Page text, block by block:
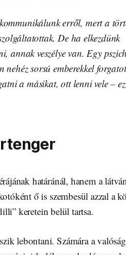
erről, mert a
De ha elkezdünk
annak veszélye van. Egy
sorsú emberekkel
a másikat, ott lenni vele –
határánál, hanem a
ő is szembesül azzal a
keretein belül tartsa.
lebontani. Számára a